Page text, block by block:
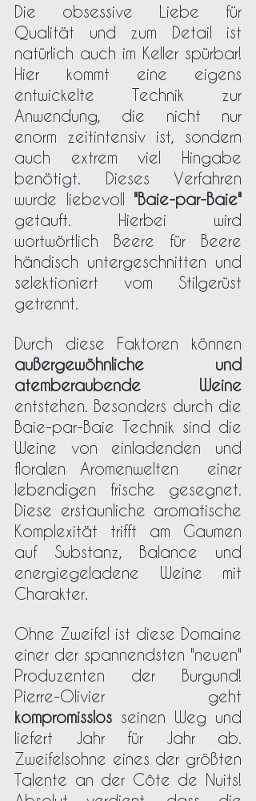
Die obsessive Liebe für
Qualität und zum Detail ist
natürlich auch im Keller spürbar!
Hier kommt eine eigens
entwickelte Technik zur
Anwendung, die nicht nur
enorm zeitintensiv ist, sondern
auch extrem viel Hingabe
benötigt. Dieses Verfahren
wurde liebevoll "Baie-par-Baie"
getauft. Hierbei wird
wortwörtlich Beere für Beere
händisch untergeschnitten und
selektioniert vom Stilgerüst
getrennt.
außergewöhnliche und
atemberaubende Weine
entstehen. Besonders durch die
Baie-par-Baie Technik sind die
Weine von einladenden und
floralen Aromenwelten  einer
lebendigen frische gesegnet.
Diese erstaunliche aromatische
Komplexität trifft am Gaumen
auf Substanz, Balance und
energiegeladene Weine mit
Charakter.
Ohne Zweifel ist diese Domaine
einer der spannendsten "neuen"
Produzenten der Burgund!
kompromisslos seinen Weg und
liefert Jahr für Jahr ab.
Zweifelsohne eines der größten
Talente an der Côte de Nuits!